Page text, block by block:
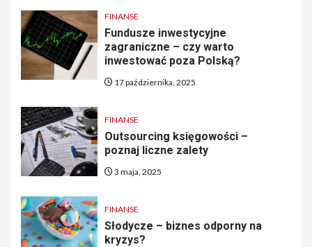
FINANSE
Fundusze inwestycyjne
zagraniczne – czy warto
inwestować poza Polską?
17 października, 2025
FINANSE
Outsourcing księgowości –
poznaj liczne zalety
3 maja, 2025
FINANSE
Słodycze – biznes odporny na
kryzys?